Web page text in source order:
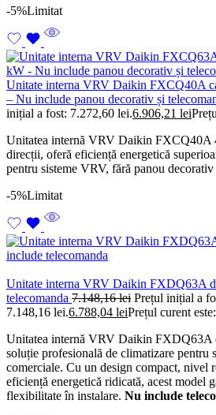
-5%Limitat
Unitate interna VRV Daikin FXCQ40A
– Nu include panou decorativ și
inițial a fost: 7.272,60 lei.6.906,21 lei
Unitatea internă VRV Daikin FXCQ40A
direcții, oferă eficiență energetică
pentru sisteme VRV, fără panou decorativ
-5%Limitat
Unitate interna VRV Daikin FXDQ63A
telecomanda 7.148,16lei Prețul inițial a
7.148,16 lei.6.788,04 leiPrețul curent
Unitatea internă VRV Daikin FXDQ63A
soluție profesională de climatizare pentru
comerciale. Cu un design compact, nivel
eficiență energetică ridicată, acest model
flexibilitate în instalare. Nu include